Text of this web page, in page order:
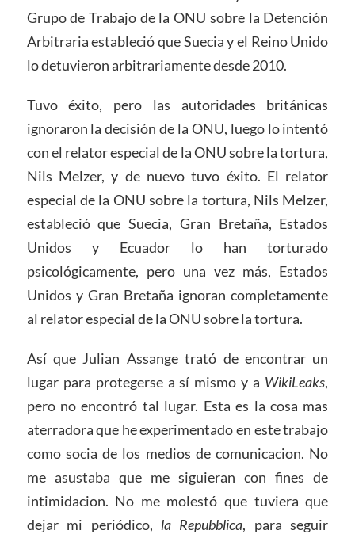
Grupo de Trabajo de la ONU sobre la Detención
Arbitraria estableció que Suecia y el Reino Unido
lo detuvieron arbitrariamente desde 2010.
Tuvo éxito, pero las autoridades británicas
ignoraron la decisión de la ONU, luego lo intentó
con el relator especial de la ONU sobre la tortura,
Nils Melzer, y de nuevo tuvo éxito. El relator
especial de la ONU sobre la tortura, Nils Melzer,
estableció que Suecia, Gran Bretaña, Estados
Unidos y Ecuador lo han torturado
psicológicamente, pero una vez más, Estados
Unidos y Gran Bretaña ignoran completamente
al relator especial de la ONU sobre la tortura.
Así que Julian Assange trató de encontrar un
lugar para protegerse a sí mismo y a WikiLeaks,
pero no encontró tal lugar. Esta es la cosa mas
aterradora que he experimentado en este trabajo
como socia de los medios de comunicacion. No
me asustaba que me siguieran con fines de
intimidacion. No me molestó que tuviera que
dejar mi periódico, la Repubblica, para seguir